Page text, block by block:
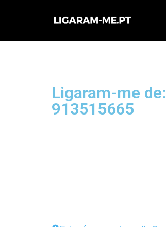
para
Ligaram-me de:
913515665